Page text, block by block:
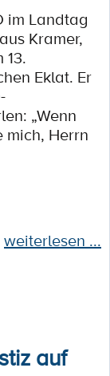
im Landtag
Kramer,
Eklat. Er
„Wenn
mich, Herrn
weiterlesen ...
auf